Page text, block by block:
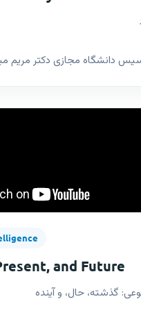
دانشگاه مجازی دکتر مریم
and Future
گذشته، حال، و آینده